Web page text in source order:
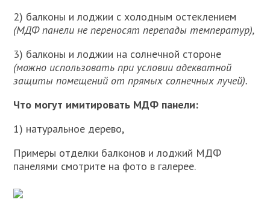
2) балконы и лоджии с холодным остеклением
(МДФ панели не переносят перепады температур),
3) балконы и лоджии на солнечной стороне
(можно использовать при условии адекватной
защиты помещений от прямых солнечных лучей).
Что могут имитировать МДФ панели:
1) натуральное дерево,
Примеры отделки балконов и лоджий МДФ
панелями смотрите на фото в галерее.